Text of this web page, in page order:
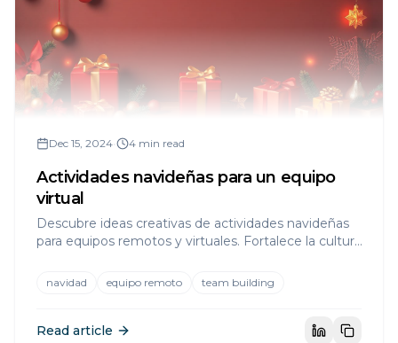
Dec 15, 2024 4 min read
Actividades navideñas para un equipo
virtual
Descubre ideas creativas de actividades navideñas
para equipos remotos y virtuales. Fortalece la cultura
navidad equipo remoto team building
Read article